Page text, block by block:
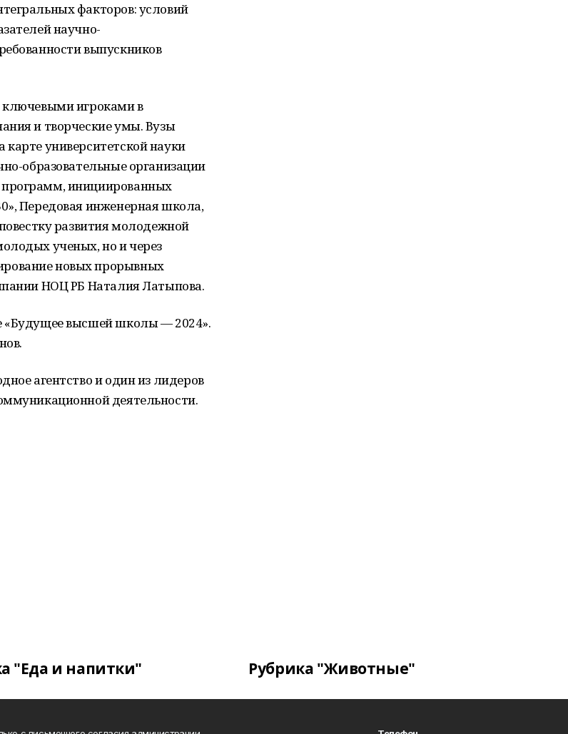
факторов: условий
научно-
выпускников
ключевыми игроками в
и творческие умы. Вузы
университетской науки
образовательные организации
инициированных
Передовая инженерная школа,
развития молодежной
ученых, но и через
новых прорывных
НОЦ РБ Наталия Латыпова.
«Будущее высшей школы — 2024».
агентство и один из лидеров
деятельности.
"Еда и напитки" Рубрика "Животные"